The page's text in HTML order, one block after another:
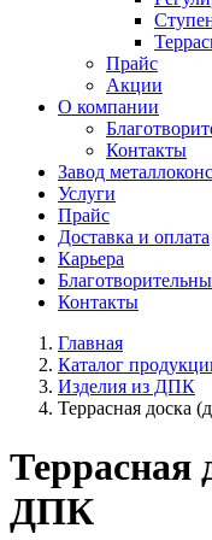
Прайс
Акции
О компании
Контакты
Завод
Услуги
Прайс
Доставка и оплата
Карьера
Контакты
Главная
Каталог
Изделия из ДПК
Террасная доска
Террасная
ДПК